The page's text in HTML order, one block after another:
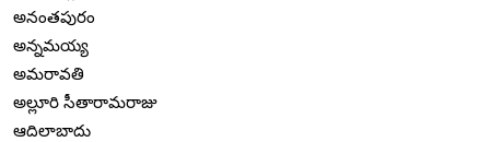
అనంతపురం
అన్నమయ్య
అమరావతి
అల్లూరి సీతారామరాజు
ఆదిలాబాదు